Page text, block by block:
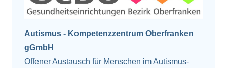
Autismus - Kompetenzzentrum Oberfranken
gGmbH
Offener Austausch für Menschen im Autismus-